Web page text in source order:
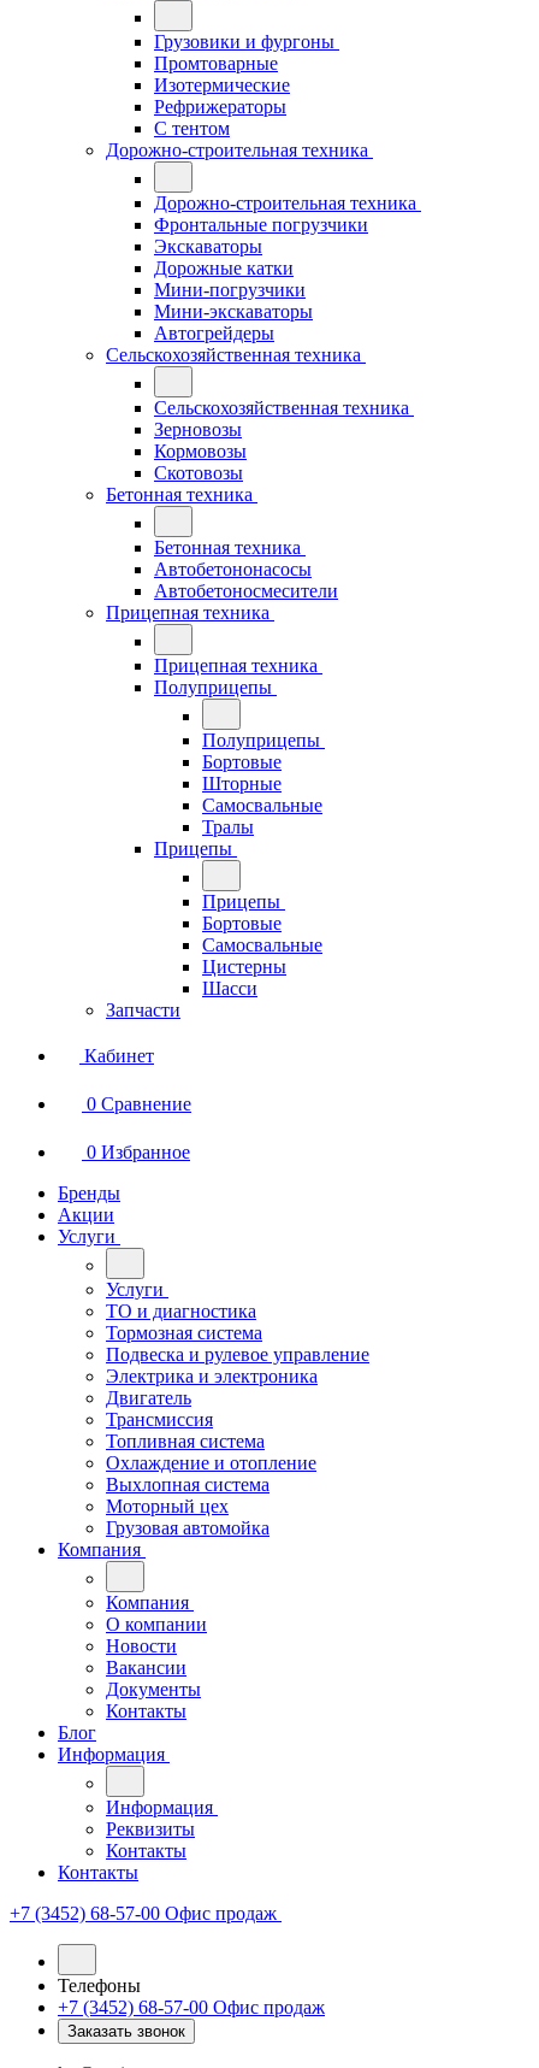
Грузовики и фургоны
Промтоварные
Изотермические
Рефрижераторы
С тентом
Дорожно-строительная техника
Дорожно-строительная техника
Фронтальные погрузчики
Экскаваторы
Дорожные катки
Мини-погрузчики
Мини-экскаваторы
Автогрейдеры
Сельскохозяйственная техника
Сельскохозяйственная техника
Зерновозы
Кормовозы
Скотовозы
Бетонная техника
Бетонная техника
Автобетононасосы
Автобетоносмесители
Прицепная техника
Прицепная техника
Полуприцепы
Полуприцепы
Бортовые
Шторные
Самосвальные
Тралы
Прицепы
Прицепы
Бортовые
Самосвальные
Цистерны
Шасси
Запчасти
Кабинет
0 Сравнение
0 Избранное
Бренды
Акции
Услуги
Услуги
ТО и диагностика
Тормозная система
Подвеска и рулевое управление
Электрика и электроника
Двигатель
Трансмиссия
Топливная система
Охлаждение и отопление
Выхлопная система
Моторный цех
Грузовая автомойка
Компания
Компания
О компании
Новости
Вакансии
Документы
Контакты
Блог
Информация
Информация
Реквизиты
Контакты
Контакты
+7 (3452) 68-57-00 Офис продаж
Телефоны
+7 (3452) 68-57-00 Офис продаж
Заказать звонок